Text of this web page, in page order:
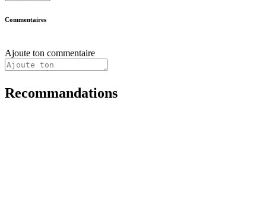
Commentaires
Ajoute ton commentaire
Recommandations